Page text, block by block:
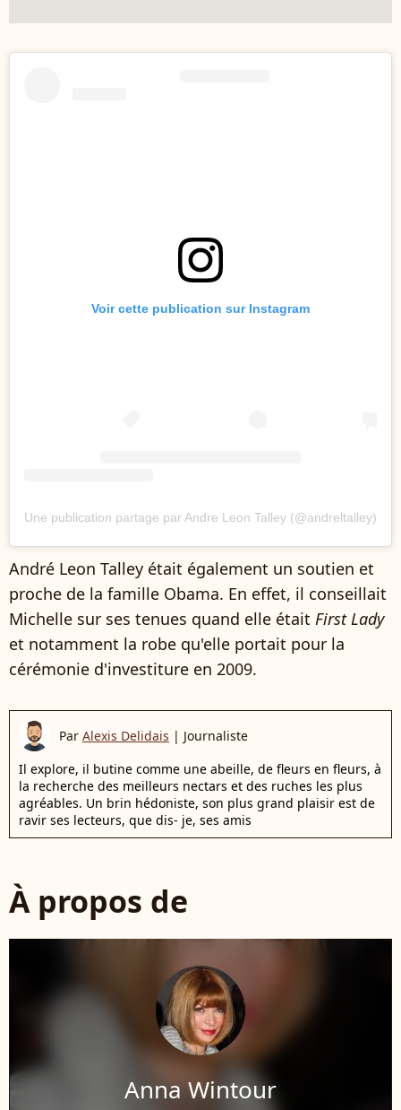
Voir cette publication sur Instagram
Une publication partage par Andre Leon Talley (@andreltalley)
André Leon Talley était également un soutien et
proche de la famille Obama. En effet, il conseillait
Michelle sur ses tenues quand elle était First Lady
et notamment la robe qu'elle portait pour la
cérémonie d'investiture en 2009.
Par Alexis Delidais | Journaliste
Il explore, il butine comme une abeille, de fleurs en fleurs, à
la recherche des meilleurs nectars et des ruches les plus
agréables. Un brin hédoniste, son plus grand plaisir est de
ravir ses lecteurs, que dis- je, ses amis
À propos de
Anna Wintour